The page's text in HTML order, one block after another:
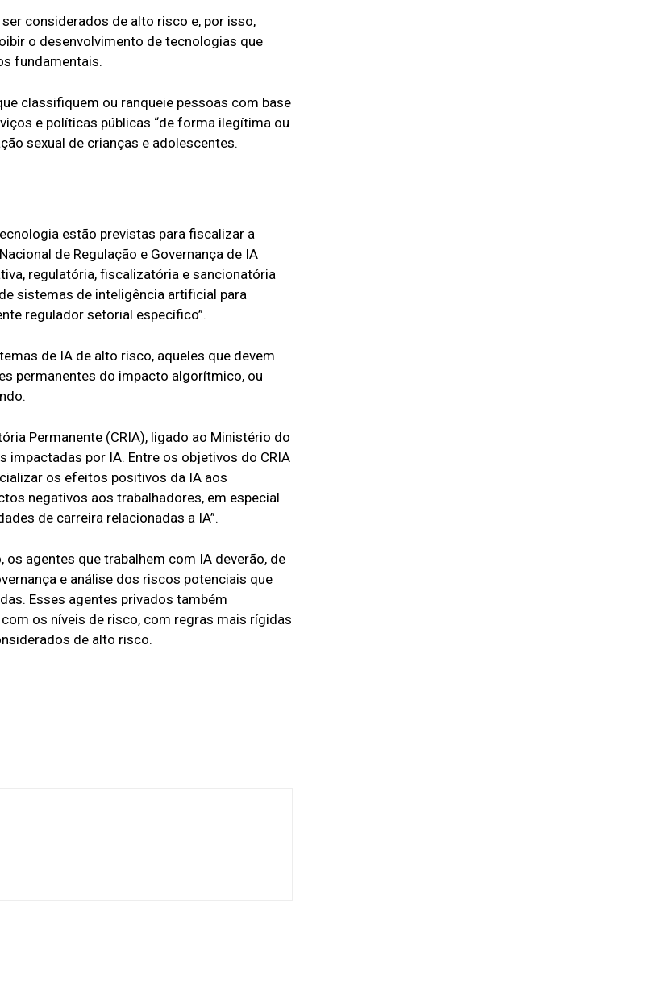
considerados de alto risco e, por isso,
o desenvolvimento de tecnologias que
fundamentais.
classifiquem ou ranqueie pessoas com base
e políticas públicas “de forma ilegítima ou
sexual de crianças e adolescentes.
estão previstas para fiscalizar a
de Regulação e Governança de IA
regulatória, fiscalizatória e sancionatória
sistemas de inteligência artificial para
regulador setorial específico”.
de IA de alto risco, aqueles que devem
permanentes do impacto algorítmico, ou
Permanente (CRIA), ligado ao Ministério do
impactadas por IA. Entre os objetivos do CRIA
os efeitos positivos da IA aos
negativos aos trabalhadores, em especial
de carreira relacionadas a IA”.
agentes que trabalhem com IA deverão, de
e análise dos riscos potenciais que
Esses agentes privados também
os níveis de risco, com regras mais rígidas
de alto risco.